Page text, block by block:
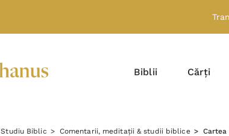
Biblii Cărți
Studiu Biblic Comentarii, meditații & studii biblice